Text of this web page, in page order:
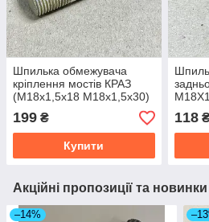
Шпилька обмежувача
кріплення мостів КРАЗ
(М18х1,5х18 М18х1,5х30)
199 ₴
Купити
118
Акційні пропозиції та новинки
–14%